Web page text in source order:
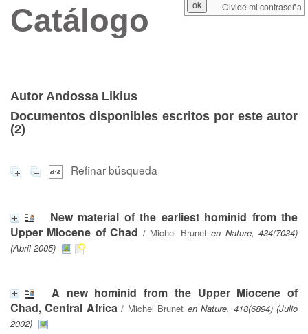
Catálogo
Autor Andossa Likius
Documentos disponibles escritos por este autor
(2)
Refinar búsqueda
New material of the earliest hominid from the
Upper Miocene of Chad / Michel Brunet en Nature, 434(7034)
(Abril 2005)
A new hominid from the Upper Miocene of
Chad, Central Africa/ Michel Brunet en Nature, 418(6894) (Julio
2002)
Olvidé mi contraseña